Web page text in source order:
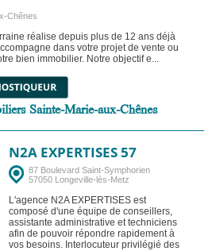
Chênes
réalise depuis plus de 12 ans déjà
dans votre projet de vente ou
bien immobilier. Notre objectif e...
Sainte-Marie-aux-Chênes
N2A EXPERTISES 57
87 Boulevard Saint-Symphorien
57050 Longeville-lès-Metz
L'agence N2A EXPERTISES est
composé d'une équipe de conseillers,
assistante administrative et techniciens
afin de pouvoir répondre rapidement à
vos besoins. Interlocuteur privilégié des